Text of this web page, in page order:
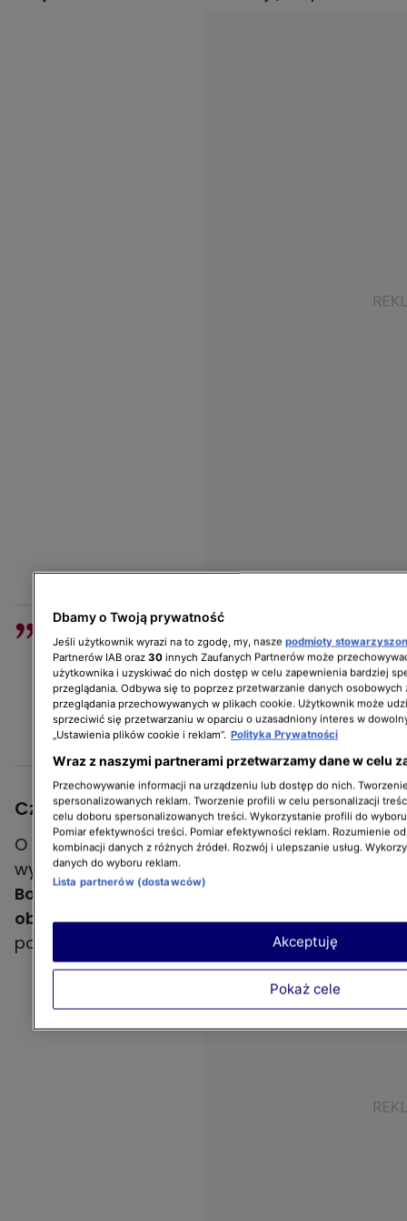
Okrywa torfowa jest czarna i na tej czarnej
tak jakby ziemi wychodzi taki meszek. Jeśli
by była to pleśń to by była na całej
pieczarce, zaczynając tutaj od główki i ta
pieczarka by była taka śliska, brzydka
- tłumaczyła Kamila Boś.
Czy pieczarki trzeba obierać ze skórki?
O ile okrywę torfową powinno się obciąć i
wyrzucić, o tyle w przypadku skórki
Boś mówi stanowczo: pieczarek nie
obieramy!W dodatku, można je jeść nie tylko
po obróbce termicznej, ale także na surowo.
Dbamy o Twoją prywatność
Jeśli użytkownik wyrazi na to zgodę, my, nasze podmioty
Partnerów IAB oraz 30 innych Zaufanych Partnerów może
użytkownika i uzyskiwać do nich dostęp w celu zapewnienia bardziej
przeglądania. Odbywa się to poprzez przetwarzanie danych osobowych
przeglądania przechowywanych w plikach cookie. Użytkownik może
sprzeciwić się przetwarzaniu w oparciu o uzasadniony interes w
„Ustawienia plików cookie i reklam”. Polityka Prywatności
Wraz z naszymi partnerami przetwarzamy dane w celu
Przechowywanie informacji na urządzeniu lub dostęp do nich.
spersonalizowanych reklam. Tworzenie profili w celu personalizacji
celu doboru spersonalizowanych treści. Wykorzystanie profili do
Pomiar efektywności treści. Pomiar efektywności reklam. Rozumienie
kombinacji danych z różnych źródeł. Rozwój i ulepszanie usług.
danych do wyboru reklam.
Lista partnerów (dostawców)
Pokaż cele
Akceptuję